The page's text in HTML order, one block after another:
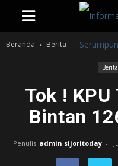
Beranda Berita
Berita
Tok !
Bintan
Penulis admin sijoritoday -